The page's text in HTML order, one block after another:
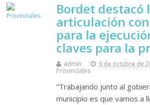
Bordet destacó
articulación
para la
claves para la
admin
9 de octubre de
Provinciales
“Trabajando junto al
municipio es que vamos a